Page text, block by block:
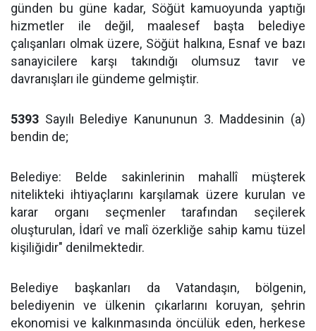
günden bu güne kadar, Söğüt kamuoyunda yaptığı
hizmetler ile değil, maalesef başta belediye
çalışanları olmak üzere, Söğüt halkına, Esnaf ve bazı
sanayicilere karşı takındığı olumsuz tavır ve
davranışları ile gündeme gelmiştir.
5393 Sayılı Belediye Kanununun 3. Maddesinin (a)
bendin de;
Belediye: Belde sakinlerinin mahallî müşterek
nitelikteki ihtiyaçlarını karşılamak üzere kurulan ve
karar organı seçmenler tarafından seçilerek
oluşturulan, İdarî ve malî özerkliğe sahip kamu tüzel
kişiliğidir" denilmektedir.
Belediye başkanları da Vatandaşın, bölgenin,
belediyenin ve ülkenin çıkarlarını koruyan, şehrin
ekonomisi ve kalkınmasında öncülük eden, herkese